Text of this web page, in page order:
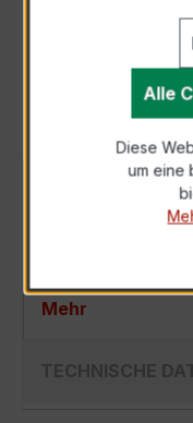
Der EASKD 31.5
Mehr
TECHNISCHE
Alle
Diese
um eine